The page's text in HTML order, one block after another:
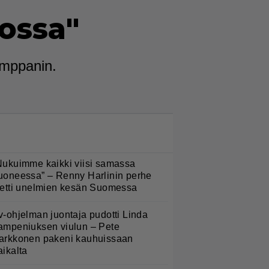
kaikki viisi samassa
– Renny Harlinin perhe
unelmien kesän Suomessa
ohjelman juontaja pudotti Linda
viulun – Pete
pakeni kauhuissaan